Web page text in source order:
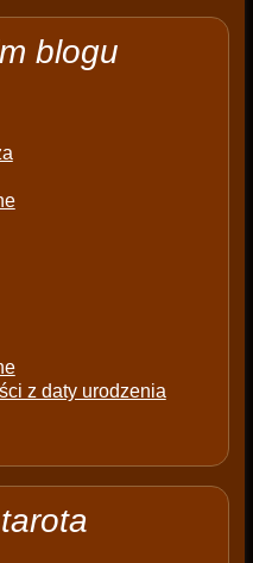
blogu
z daty urodzenia